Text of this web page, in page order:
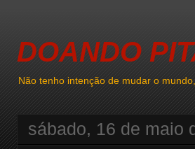
DOANDO
Não tenho intenção de mudar o
sábado, 16 de maio